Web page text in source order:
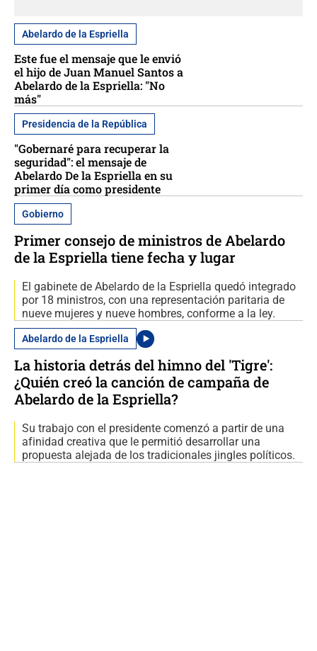
Abelardo de la Espriella
Este fue el mensaje que le envió
el hijo de Juan Manuel Santos a
Abelardo de la Espriella: "No
más"
Presidencia de la República
"Gobernaré para recuperar la
seguridad": el mensaje de
Abelardo De la Espriella en su
primer día como presidente
Gobierno
Primer consejo de ministros de Abelardo
de la Espriella tiene fecha y lugar
El gabinete de Abelardo de la Espriella quedó integrado
por 18 ministros, con una representación paritaria de
nueve mujeres y nueve hombres, conforme a la ley.
Abelardo de la Espriella
La historia detrás del himno del 'Tigre':
¿Quién creó la canción de campaña de
Abelardo de la Espriella?
Su trabajo con el presidente comenzó a partir de una
afinidad creativa que le permitió desarrollar una
propuesta alejada de los tradicionales jingles políticos.